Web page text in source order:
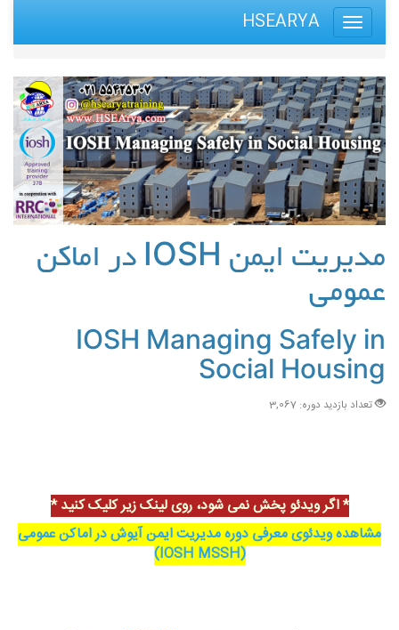
HSEARYA
مدیریت ایمن IOSH در اماکن
عمومی
IOSH Managing Safely in
Social Housing
تعداد بازدید دوره: 3,067
* اگر ویدئو پخش نمی شود،روی لینک زیرکلیک کنید *
مشاهده ویدئوی معرفی دوره مدیریت ایمن آیوش در اماکن عمومی
(IOSH MSSH)